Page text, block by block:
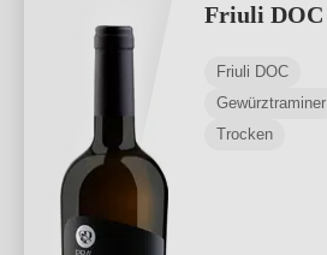
Friuli DOC
Friuli DOC
Gewürztraminer
Trocken